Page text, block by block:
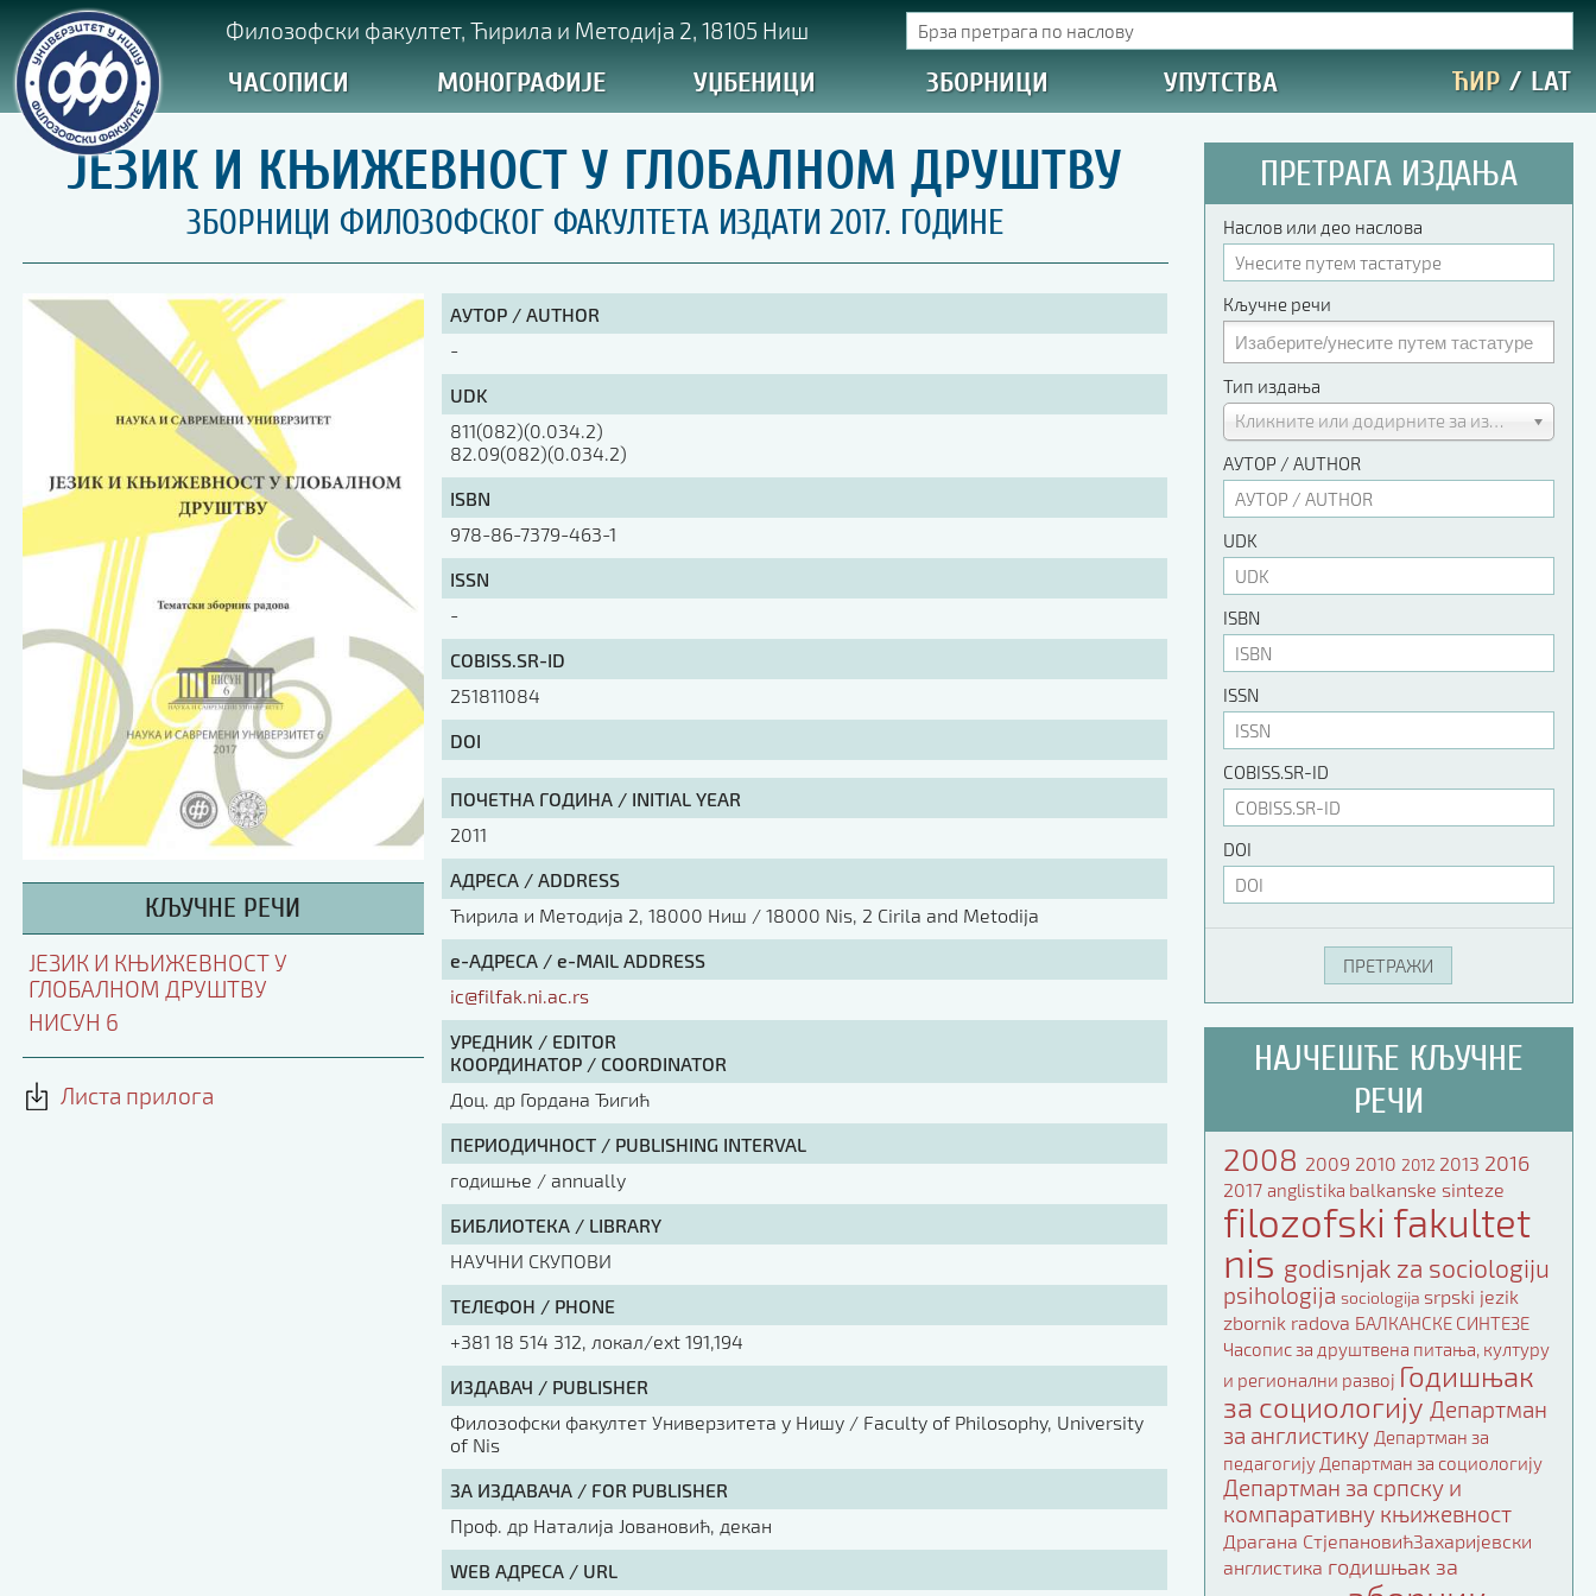
Филозофски факултет, Ћирила и Методија 2, 18105 Ниш
ЧАСОПИСИ МОНОГРАФИЈЕ УЏБЕНИЦИ ЗБОРНИЦИ УПУТСТВА ЋИР / LAT
ЈЕЗИК И КЊИЖЕВНОСТ У ГЛОБАЛНОМ ДРУШТВУ
ЗБОРНИЦИ ФИЛОЗОФСКОГ ФАКУЛТЕТА ИЗДАТИ 2017. ГОДИНЕ
КЉУЧНЕ РЕЧИ
ЈЕЗИК И КЊИЖЕВНОСТ У
ГЛОБАЛНОМ ДРУШТВУ
НИСУН 6
Листа прилога
АУТОР / AUTHOR
-
UDK
811(082)(0.034.2)
82.09(082)(0.034.2)
ISBN
978-86-7379-463-1
ISSN
-
COBISS.SR-ID
251811084
DOI
ПОЧЕТНА ГОДИНА / INITIAL YEAR
2011
АДРЕСА / ADDRESS
Ћирила и Методија 2, 18000 Ниш / 18000 Nis, 2 Cirila and Metodija
е-АДРЕСА / e-MAIL ADDRESS
ic@filfak.ni.ac.rs
УРЕДНИК / EDITOR
КООРДИНАТОР / COORDINATOR
Доц. др Гордана Ђигић
ПЕРИОДИЧНОСТ / PUBLISHING INTERVAL
годишње / annually
БИБЛИОТЕКА / LIBRARY
НАУЧНИ СКУПОВИ
ТЕЛЕФОН / PHONE
+381 18 514 312, локал/ext 191,194
ИЗДАВАЧ / PUBLISHER
Филозофски факултет Универзитета у Нишу / Faculty of Philosophy, University
of Nis
ЗА ИЗДАВАЧА / FOR PUBLISHER
Проф. др Наталија Јовановић, декан
WEB АДРЕСА / URL
ПРЕТРАГА ИЗДАЊА
Наслов или део наслова
Кључне речи
Тип издања
Кликните или додирните за избор
АУТОР / AUTHOR
UDK
ISBN
ISSN
COBISS.SR-ID
DOI
НАЈЧЕШЋЕ КЉУЧНЕ
РЕЧИ
2008 2009 2010 2012 2013 2016
2017 anglistika balkanske sinteze
filozofski fakultet
nis godisnjak za sociologiju
psihologija sociologija srpski jezik
zbornik radova БАЛКАНСКЕ СИНТЕЗЕ
Часопис за друштвена питања, културу
и регионални развој Годишњак
за социологију Департман
за англистику Департман за
педагогију Департман за социологију
Департман за српску и
компаративну књижевност
Драгана СтјепановићЗахаријевски
англистика годишњак за